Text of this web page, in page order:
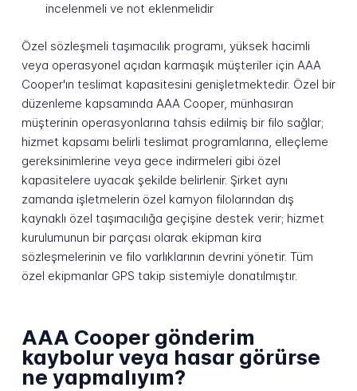
incelenmeli ve not eklenmelidir
Özel sözleşmeli taşımacılık programı, yüksek hacimli
veya operasyonel açıdan karmaşık müşteriler için AAA
Cooper'ın teslimat kapasitesini genişletmektedir. Özel bir
düzenleme kapsamında AAA Cooper, münhasıran
müşterinin operasyonlarına tahsis edilmiş bir filo sağlar;
hizmet kapsamı belirli teslimat programlarına, elleçleme
gereksinimlerine veya gece indirmeleri gibi özel
kapasitelere uyacak şekilde belirlenir. Şirket aynı
zamanda işletmelerin özel kamyon filolarından dış
kaynaklı özel taşımacılığa geçişine destek verir; hizmet
kurulumunun bir parçası olarak ekipman kira
sözleşmelerinin ve filo varlıklarının devrini yönetir. Tüm
özel ekipmanlar GPS takip sistemiyle donatılmıştır.
AAA Cooper gönderim
kaybolur veya hasar görürse
ne yapmalıyım?